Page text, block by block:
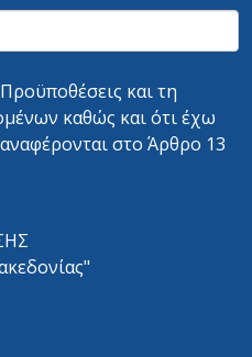
και τη
καθώς και ότι έχω
στο Άρθρο 13